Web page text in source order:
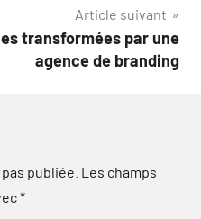
Article suivant
transformées par une
agence de branding
publiée. Les champs
*